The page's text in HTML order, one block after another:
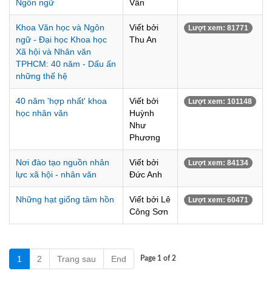
Ngôn ngữ
Vân
Khoa Văn học và Ngôn
ngữ - Đại học Khoa học
Xã hội và Nhân văn
TPHCM: 40 năm - Dấu ấn
những thế hệ
Viết bởi
Thu An
Lượt xem: 81771
40 năm 'hợp nhất' khoa
học nhân văn
Viết bởi
Huỳnh
Như
Phương
Lượt xem: 101148
Nơi đào tạo nguồn nhân
lực xã hội - nhân văn
Viết bởi
Đức Anh
Lượt xem: 84134
Những hạt giống tâm hồn
Viết bởi Lê
Công Sơn
Lượt xem: 60471
Page 1 of 2
1 2 Trang sau End